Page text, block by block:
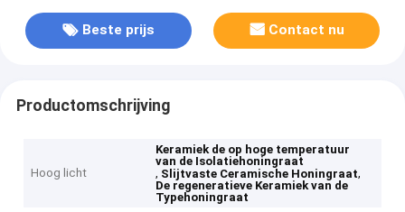
Beste prijs Contact nu
Productomschrijving
Hoog licht
Keramiek de op hoge temperatuur
van de Isolatiehoningraat
, Slijtvaste Ceramische Honingraat,
De regeneratieve Keramiek van de
Typehoningraat